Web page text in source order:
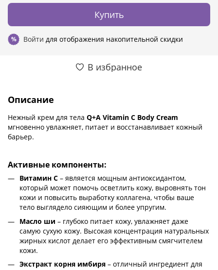
Купить
% Войти для отображения накопительной скидки
В избранное
Описание
Нежный крем для тела Q+A Vitamin C Body Cream
мгновенно увлажняет, питает и восстанавливает кожный
барьер.
Активные компоненты:
Витамин С – является мощным антиоксидантом,
который может помочь осветлить кожу, выровнять тон
кожи и повысить выработку коллагена, чтобы ваше
тело выглядело сияющим и более упругим.
Масло ши – глубоко питает кожу, увлажняет даже
самую сухую кожу. Высокая концентрация натуральных
жирных кислот делает его эффективным смягчителем
кожи.
Экстракт корня имбиря – отличный ингредиент для